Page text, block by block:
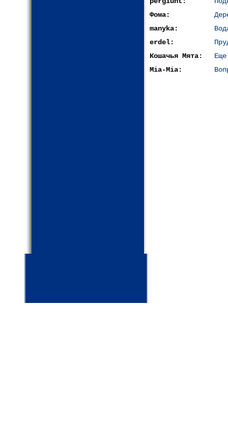
Фома:
manyka:
erdel:
Кошачья Мята:
Mia-Mia: